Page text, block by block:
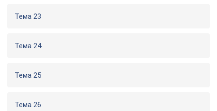
Тема 23
Тема 24
Тема 25
Тема 26